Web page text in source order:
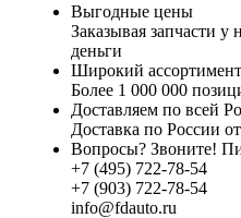
Выгодные цены
Заказывая запчасти
деньги
Широкий ассортимент
Более 1 000 000
Доставляем по всей
Доставка по России
Вопросы? Звоните!
+7 (495) 722-78-54
+7 (903) 722-78-54
info@fdauto.ru